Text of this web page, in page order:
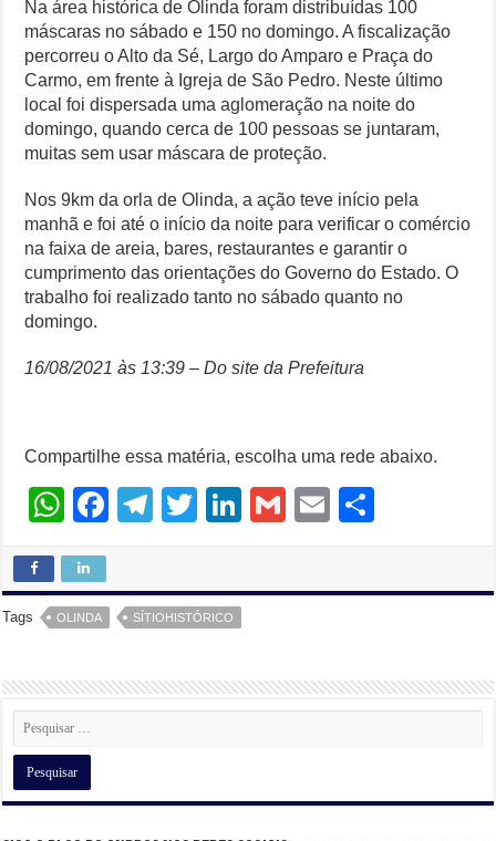
Na área histórica de Olinda foram distribuídas 100
máscaras no sábado e 150 no domingo. A fiscalização
percorreu o Alto da Sé, Largo do Amparo e Praça do
Carmo, em frente à Igreja de São Pedro. Neste último
local foi dispersada uma aglomeração na noite do
domingo, quando cerca de 100 pessoas se juntaram,
muitas sem usar máscara de proteção.
Nos 9km da orla de Olinda, a ação teve início pela
manhã e foi até o início da noite para verificar o comércio
na faixa de areia, bares, restaurantes e garantir o
cumprimento das orientações do Governo do Estado. O
trabalho foi realizado tanto no sábado quanto no
domingo.
16/08/2021 às 13:39 – Do site da Prefeitura
Compartilhe essa matéria, escolha uma rede abaixo.
W
at
s
p
p
F
e
o
o
T
gr
m
T
er
Li
n
G
E
Tags OLINDA SÍTIOHISTÓRICO